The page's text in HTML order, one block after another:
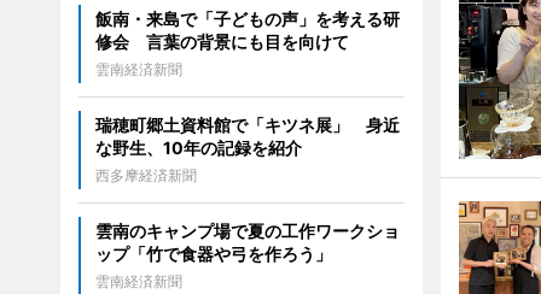
飯南・来島で「子どもの声」を考える研
修会 言葉の背景にも目を向けて
雲南経済新聞
瑞穂町郷土資料館で「キツネ展」 身近
な野生、10年の記録を紹介
西多摩経済新聞
雲南のキャンプ場で夏の工作ワークショ
ップ「竹で食器や弓を作ろう」
雲南経済新聞